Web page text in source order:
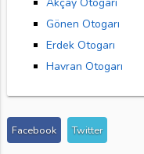
Gönen Otogarı
Erdek Otogarı
Havran Otogarı
Facebook Twitter